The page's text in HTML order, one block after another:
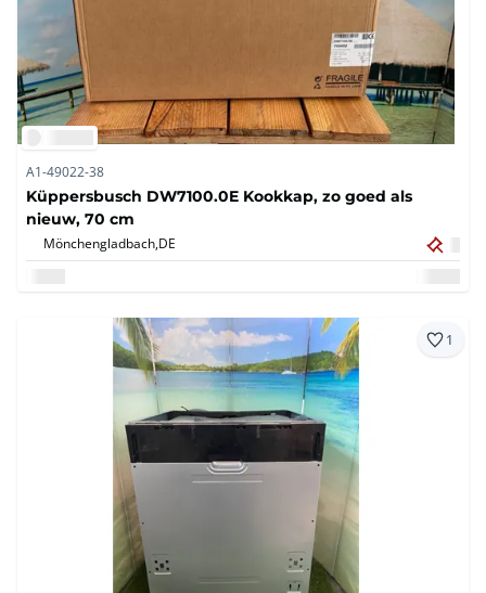
A1-49022-38
Küppersbusch DW7100.0E Kookkap, zo goed als
nieuw, 70 cm
Mönchengladbach,DE
1